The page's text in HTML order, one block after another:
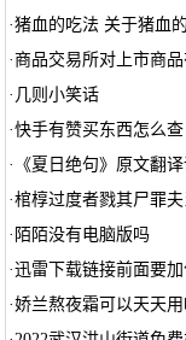
·猪血的吃法 关于猪血
·商品交易所对上市商
· 几则小笑话
·快手有赞买东西怎么查
· 《夏日绝句》原文翻
·棺椁过度者戮其尸罪
· 陌陌没有电脑版吗
·迅雷下载链接前面要加
·娇兰熬夜霜可以天天